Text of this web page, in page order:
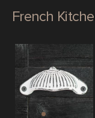
French